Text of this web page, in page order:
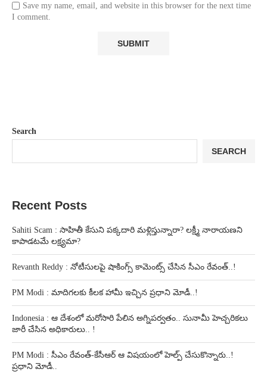
Save my name, email, and website in this browser for the next time
I comment.
Search
SEARCH
Recent Posts
Sahiti Scam : సాహితీ కేసుని పక్కదారి మళ్లిస్తున్నారా? లక్ష్మీ నారాయణని
కాపాడటమే లక్ష్యమా?
Revanth Reddy : నోటీసులపై షాకింగ్స్ కామెంట్స్ చేసిన సీఎం రేవంత్..!
PM Modi : మాదిగలకు కీలక హామీ ఇచ్చిన ప్రధాని మోడీ..!
Indonesia : ఆ దేశంలో మరోసారి పేలిన అగ్నిపర్వతం.. సునామీ హెచ్చరికలు
జారీ చేసిన అధికారులు.. !
PM Modi : సీఎం రేవంత్-కేసీఆర్ ఆ విషయంలో హెల్ప్ చేసుకొన్నారు..!
ప్రధాని మోడీ..